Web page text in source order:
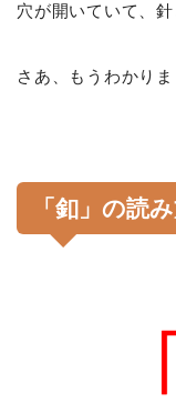
穴が開いていて、針
さあ、もうわかりま
「釦」の読